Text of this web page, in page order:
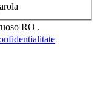
RO .